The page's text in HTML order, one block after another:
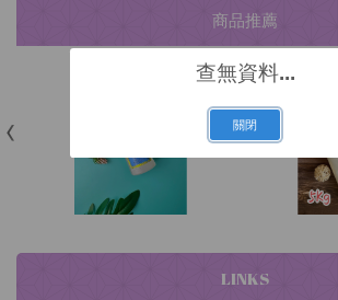
商品推薦
LINKS
查無資料...
關閉